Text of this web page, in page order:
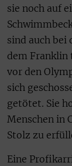
sie noch auf
sind auch bei
dem
vor den
sich
getötet. Sie
Menschen in
Stolz zu
Eine